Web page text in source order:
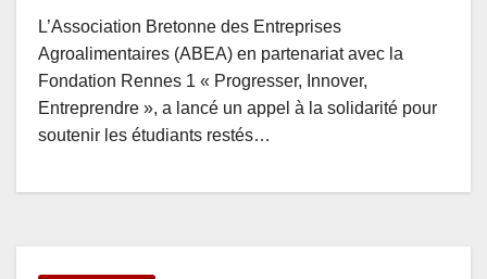
L’Association Bretonne des Entreprises
Agroalimentaires (ABEA) en partenariat avec la
Fondation Rennes 1 « Progresser, Innover,
Entreprendre », a lancé un appel à la solidarité pour
soutenir les étudiants restés…